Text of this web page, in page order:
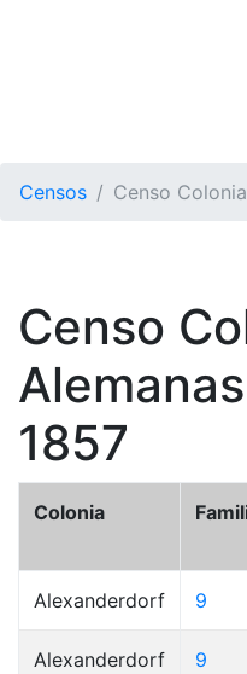
Censos Censo
Censo
1857
Colonia
Alexanderdorf 9
Alexanderdorf 9